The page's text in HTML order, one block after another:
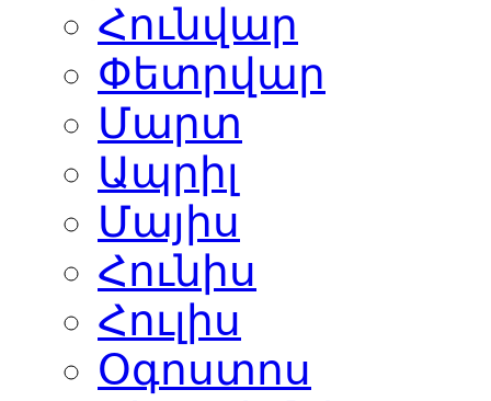
Հունվար
Փետրվար
Մարտ
Ապրիլ
Մայիս
Հունիս
Հուլիս
Օգոստոս